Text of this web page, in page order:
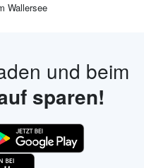
Wallersee
und beim
sparen!